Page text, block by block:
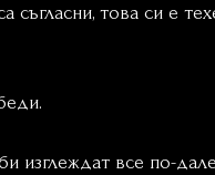
съгласни, това си е
изглеждат все по-